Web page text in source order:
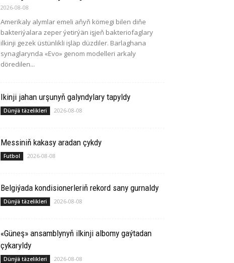
2026-08-08
Amerikaly alymlar emeli aňyň kömegi bilen diňe
bakteriýalara zeper ýetirýän işjeň bakteriofaglary
ilkinji gezek üstünlikli işläp düzdiler. Barlaghana
synaglarynda «Evo» genom modelleri arkaly
döredilen...
Ikinji jahan urşunyň galyndylary tapyldy
Dünýä täzelikleri 2026-08-08
Messiniň kakasy aradan çykdy
Futbol 2026-08-08
Belgiýada kondisionerleriň rekord sany gurnaldy
Dünýä täzelikleri 2026-08-08
«Güneş» ansamblynyň ilkinji albomy gaýtadan
çykaryldy
Dünýä täzelikleri 2026-08-08